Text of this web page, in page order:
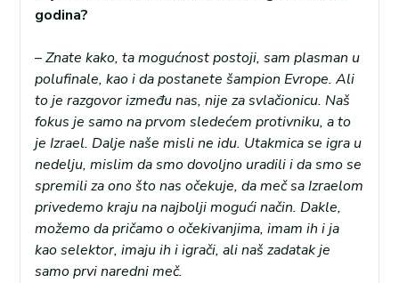
godina?
–Znate kako, ta mogućnost postoji, sam plasman u
polufinale, kao i da postanete šampion Evrope. Ali
to je razgovor između nas, nije za svlačionicu. Naš
fokus je samo na prvom sledećem protivniku, a to
je Izrael. Dalje naše misli ne idu. Utakmica se igra u
nedelju, mislim da smo dovoljno uradili i da smo se
spremili za ono što nas očekuje, da meč sa Izraelom
privedemo kraju na najbolji mogući način. Dakle,
možemo da pričamo o očekivanjima, imam ih i ja
kao selektor, imaju ih i igrači, ali naš zadatak je
samo prvi naredni meč.